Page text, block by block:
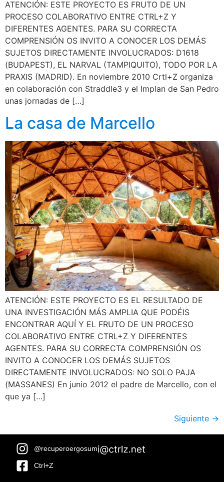
ATENCIÓN: ESTE PROYECTO ES FRUTO DE UN
PROCESO COLABORATIVO ENTRE CTRL+Z Y
DIFERENTES AGENTES. PARA SU CORRECTA
COMPRENSIÓN OS INVITO A CONOCER LOS DEMÁS
SUJETOS DIRECTAMENTE INVOLUCRADOS: D1618
(BUDAPEST), EL NARVAL (TAMPIQUITO), TODO POR LA
PRAXIS (MADRID). En noviembre 2010 Crtl+Z organiza
en colaboración con Straddle3 y el Implan de San Pedro
unas jornadas de […]
La casa de Marcello
ATENCIÓN: ESTE PROYECTO ES EL RESULTADO DE
UNA INVESTIGACIÓN MÁS AMPLIA QUE PODÉIS
ENCONTRAR AQUÍ Y EL FRUTO DE UN PROCESO
COLABORATIVO ENTRE CTRL+Z Y DIFERENTES
AGENTES. PARA SU CORRECTA COMPRENSIÓN OS
INVITO A CONOCER LOS DEMÁS SUJETOS
DIRECTAMENTE INVOLUCRADOS: NO SOLO PAJA
(MASSANES) En junio 2012 el padre de Marcello, con el
que ya […]
Siguiente →
@recuperoergosum
Ctrl+Z